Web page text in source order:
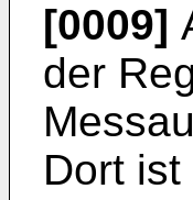
[0009]
der
Dort